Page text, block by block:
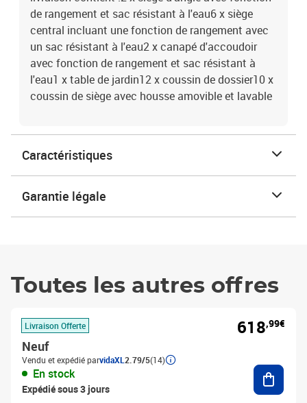
de rangement et sac résistant à l'eau6 x siège
central incluant une fonction de rangement avec
un sac résistant à l'eau2 x canapé d'accoudoir
avec fonction de rangement et sac résistant à
l'eau1 x table de jardin12 x coussin de dossier10 x
coussin de siège avec housse amovible et lavable
Caractéristiques
Garantie légale
Toutes les autres offres
Livraison Offerte
Neuf
Vendu et expédié parvidaXL 2.79/5(14)
En stock
Expédié sous 3 jours
618,99€